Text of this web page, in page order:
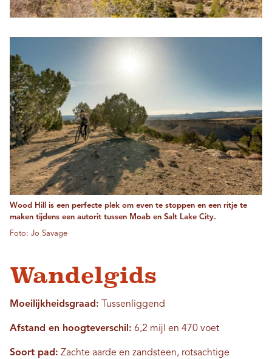
Wood Hill is een perfecte plek om even te stoppen en een ritje te
maken tijdens een autorit tussen Moab en Salt Lake City.
Foto: Jo Savage
Wandelgids
Moeilijkheidsgraad: Tussenliggend
Afstand en hoogteverschil: 6,2 mijl en 470 voet
Soort pad: Zachte aarde en zandsteen, rotsachtige